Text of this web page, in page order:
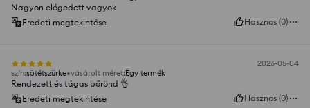
Nagyon elégedett vagyok
Eredeti megtekintése
Hasznos (0)
2026-05-04
szín:sötétszürke vásárolt méret:Egy termék
Rendezett és tágas bőrönd 👌
Eredeti megtekintése
Hasznos (0)